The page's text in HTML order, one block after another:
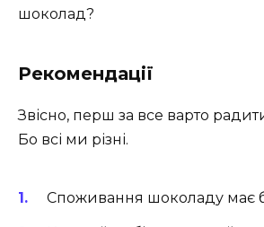
шоколад?
Рекомендації
Звісно, перш за все варто
Бо всі ми різні.
Споживання шоколаду має